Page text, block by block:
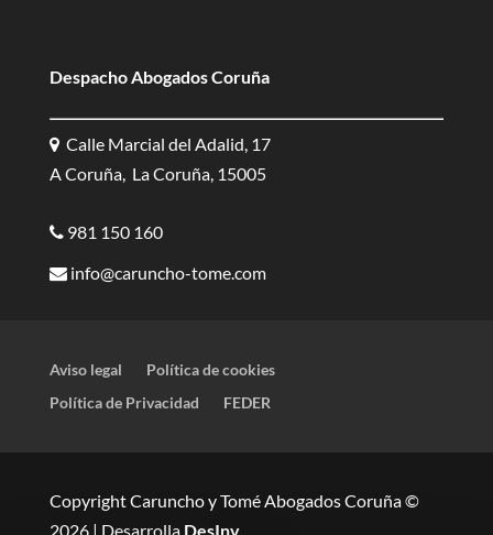
Despacho Abogados Coruña
Calle Marcial del Adalid, 17
A Coruña, La Coruña, 15005
981 150 160
info@caruncho-tome.com
Aviso legal
Política de cookies
Política de Privacidad
FEDER
Copyright Caruncho y Tomé Abogados Coruña ©
2026 | DesarrollaDesInv